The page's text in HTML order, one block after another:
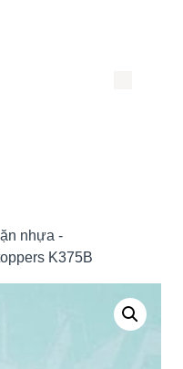
nhựa -
K375B